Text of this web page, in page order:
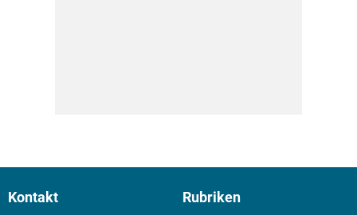
Kontakt Rubriken